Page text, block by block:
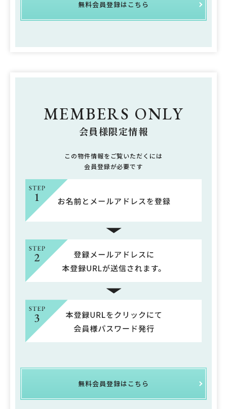
無料会員登録はこちら
MEMBERS ONLY
会員様限定情報
この物件情報をご覧いただくには
会員登録が必要です
無料会員登録はこちら